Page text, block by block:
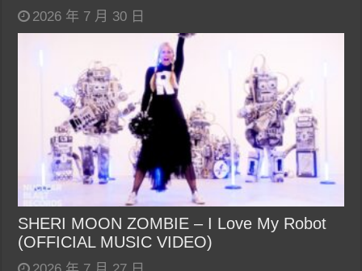
2026 年 7 月 30 日
SHERI MOON ZOMBIE – I Love My Robot
(OFFICIAL MUSIC VIDEO)